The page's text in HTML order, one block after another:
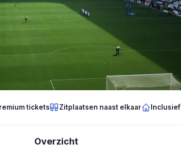
tickets Zitplaatsen naast elkaar
Overzicht